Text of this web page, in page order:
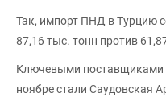
Так, импорт ПНД в Турцию
87,16 тыс. тонн против
Ключевыми поставщиками
ноябре стали Саудовская